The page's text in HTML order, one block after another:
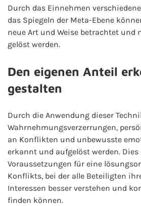
Durch das Einnehmen
das Spiegeln der Meta-Ebene
neue Art und Weise betrachtet und
gelöst werden.
Den eigenen Anteil
gestalten
Durch die Anwendung dieser
Wahrnehmungsverzerrungen,
an Konflikten und unbewusste
erkannt und aufgelöst werden.
Voraussetzungen für eine
Konflikts, bei der alle Beteiligten
Interessen besser verstehen und
finden können.